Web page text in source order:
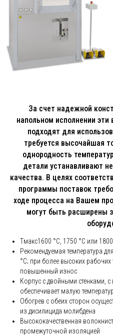
За счет надежной
напольном исполнении
подходят для
требуется высочайшая
oднородность
детали устанавливают
качества. В целях
программы поставок
ходе процесса на Вашем
могут быть расширены
Tмакс1600 °C, 1750 °C или
Рекомендуемая температура
°C; при более высоких рабочих
повышенный износ
Корпус с двойными стенками,
обеспечивает малую
Обогрев с обеих сторон
из дисилицида молибдена
Высококачественная
промежуточной изоляцией